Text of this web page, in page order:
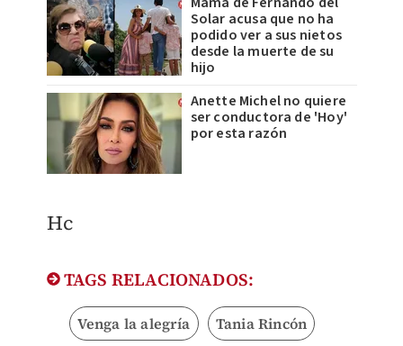
Solar acusa que no ha
podido ver a sus nietos
desde la muerte de su
hijo
Anette Michel no quiere
ser conductora de 'Hoy'
por esta razón
Hc
TAGS RELACIONADOS:
Venga la alegría Tania Rincón